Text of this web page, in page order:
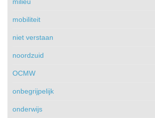
mobiliteit
niet verstaan
noordzuid
OCMW
onbegrijpelijk
onderwijs